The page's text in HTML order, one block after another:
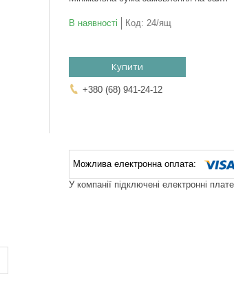
В наявності Код: 24/ящ
Купити
+380 (68) 941-24-12
У компанії підключені електронні